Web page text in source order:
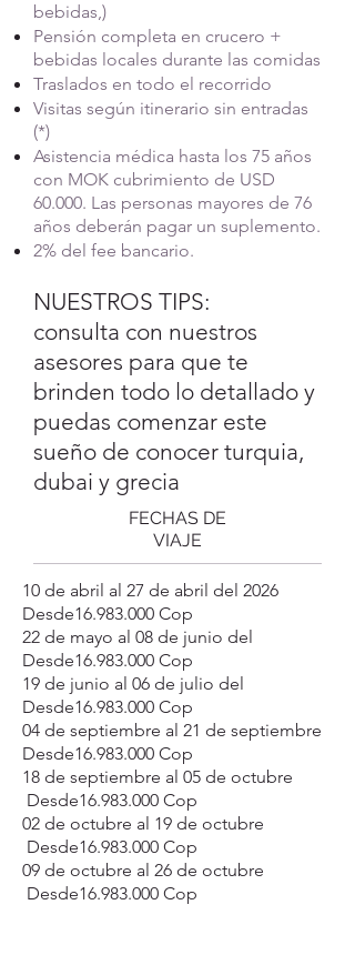
bebidas,)
Pensión completa en crucero +
bebidas locales durante las comidas
Traslados en todo el recorrido
Visitas según itinerario sin entradas
(*)
Asistencia médica hasta los 75 años
con MOK cubrimiento de USD
60.000. Las personas mayores de 76
años deberán pagar un suplemento.
2% del fee bancario.
NUESTROS TIPS:
consulta con nuestros
asesores para que te
brinden todo lo detallado y
puedas comenzar este
sueño de conocer turquia,
dubai y grecia
FECHAS DE
VIAJE
10 de abril al 27 de abril del 2026
Desde16.983.000 Cop
22 de mayo al 08 de junio del
Desde16.983.000 Cop
19 de junio al 06 de julio del
Desde16.983.000 Cop
04 de septiembre al 21 de septiembre
Desde16.983.000 Cop
18 de septiembre al 05 de octubre
Desde16.983.000 Cop
02 de octubre al 19 de octubre
Desde16.983.000 Cop
09 de octubre al 26 de octubre
Desde16.983.000 Cop